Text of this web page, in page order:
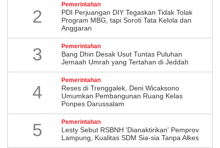
2
Pemerintahan
PDI Perjuangan DIY Tegaskan Tidak Tolak
Program MBG, tapi Soroti Tata Kelola dan
Anggaran
3 Pemerintahan
Bang Dhin Desak Usut Tuntas Puluhan
Jemaah Umrah yang Tertahan di Jeddah
4
Pemerintahan
​Reses di Trenggalek, Deni Wicaksono
Umumkan Pembangunan Ruang Kelas
Ponpes Darussalam
5 Pemerintahan
Lesty Sebut RSBNH 'Dianaktirikan' Pemprov
Lampung, Kualitas SDM Sia-sia Tanpa Alkes